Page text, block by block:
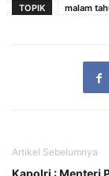
TOPIK malam
Artikel Sebelumnya